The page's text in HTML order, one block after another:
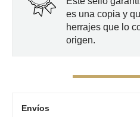
es una copia y
herrajes que lo
origen.
Envíos